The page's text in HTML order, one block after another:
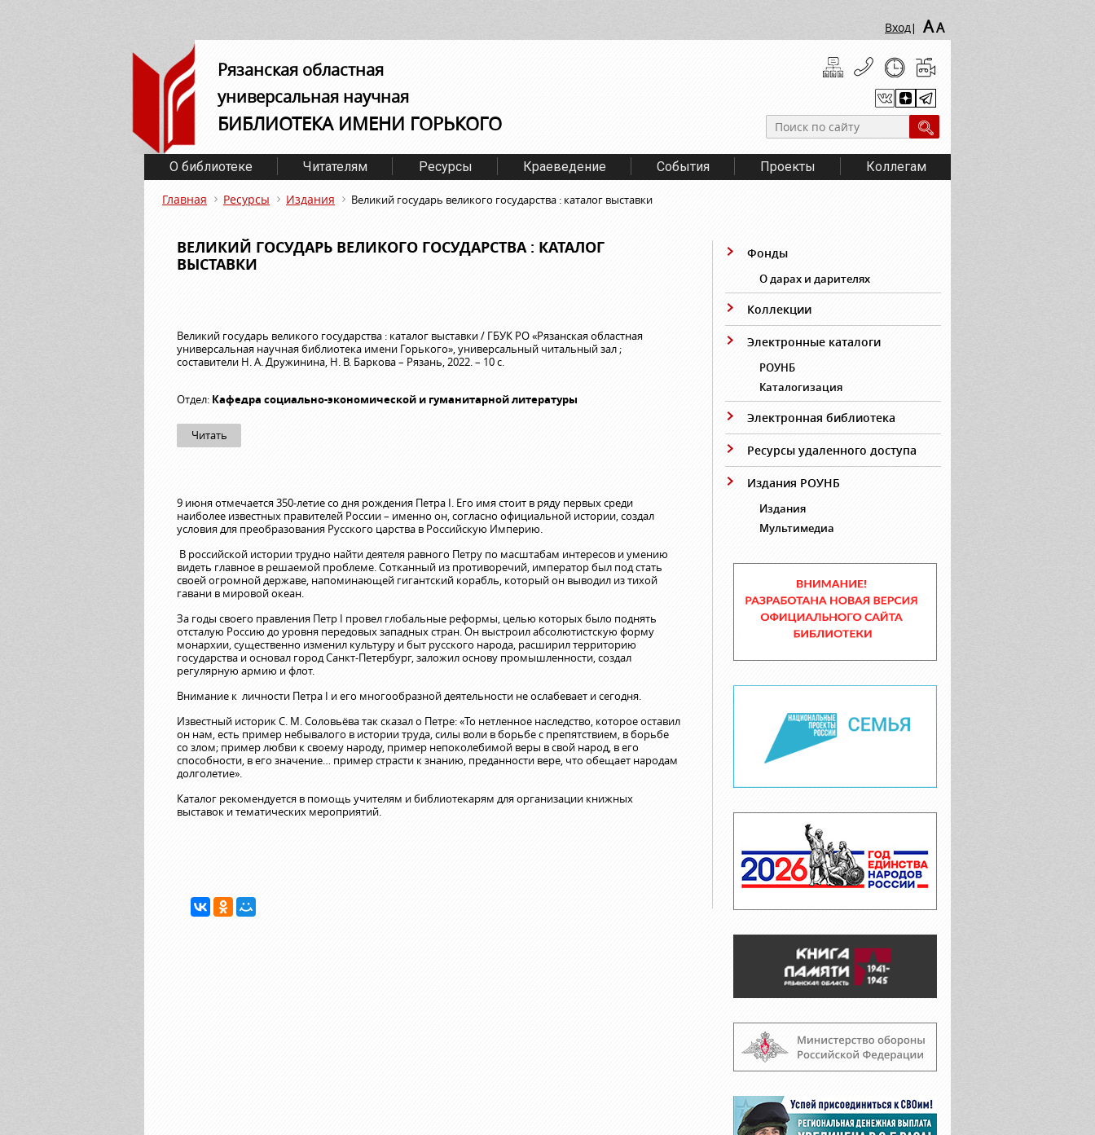
Вход| AA
Рязанская областная
универсальная научная
БИБЛИОТЕКА ИМЕНИ ГОРЬКОГО
О библиотеке Читателям Ресурсы Краеведение События Проекты Коллегам
Главная Ресурсы Издания Великий государь великого государства : каталог выставки
ВЕЛИКИЙ ГОСУДАРЬ ВЕЛИКОГО ГОСУДАРСТВА : КАТАЛОГ
ВЫСТАВКИ
Великий государь великого государства : каталог выставки / ГБУК РО «Рязанская областная
универсальная научная библиотека имени Горького», универсальный читальный зал ;
составители Н. А. Дружинина, Н. В. Баркова – Рязань, 2022. – 10 с.
Отдел: Кафедра социально-экономической и гуманитарной литературы
Читать
9 июня отмечается 350-летие со дня рождения Петра I. Его имя стоит в ряду первых среди
наиболее известных правителей России – именно он, согласно официальной истории, создал
условия для преобразования Русского царства в Российскую Империю.
В российской истории трудно найти деятеля равного Петру по масштабам интересов и умению
видеть главное в решаемой проблеме. Сотканный из противоречий, император был под стать
своей огромной державе, напоминающей гигантский корабль, который он выводил из тихой
гавани в мировой океан.
За годы своего правления Петр I провел глобальные реформы, целью которых было поднять
отсталую Россию до уровня передовых западных стран. Он выстроил абсолютистскую форму
монархии, существенно изменил культуру и быт русского народа, расширил территорию
государства и основал город Санкт-Петербург, заложил основу промышленности, создал
регулярную армию и флот.
Внимание к личности Петра I и его многообразной деятельности не ослабевает и сегодня.
Известный историк С. М. Соловьёва так сказал о Петре: «То нетленное наследство, которое оставил
он нам, есть пример небывалого в истории труда, силы воли в борьбе с препятствием, в борьбе
со злом; пример любви к своему народу, пример непоколебимой веры в свой народ, в его
способности, в его значение… пример страсти к знанию, преданности вере, что обещает народам
долголетие».
Каталог рекомендуется в помощь учителям и библиотекарям для организации книжных
выставок и тематических мероприятий.
Фонды
О дарах и дарителях
Коллекции
Электронные каталоги
РОУНБ
Каталогизация
Электронная библиотека
Ресурсы удаленного доступа
Издания РОУНБ
Издания
Мультимедиа